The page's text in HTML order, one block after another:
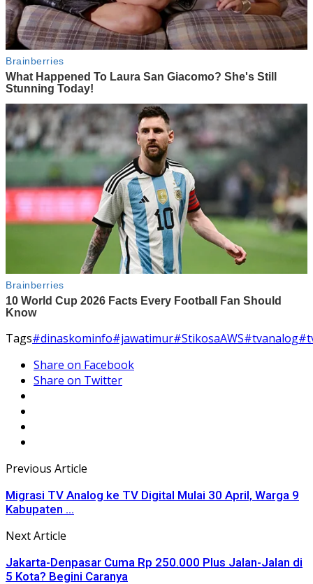
Tags#dinaskominfo#jawatimur#StikosaAWS#tvanalog
Share on Facebook
Share on Twitter
Previous Article
Migrasi TV Analog ke TV Digital Mulai 30 April, Warga 9
Kabupaten ...
Next Article
Jakarta-Denpasar Cuma Rp 250.000 Plus Jalan-Jalan di
5 Kota? Begini Caranya